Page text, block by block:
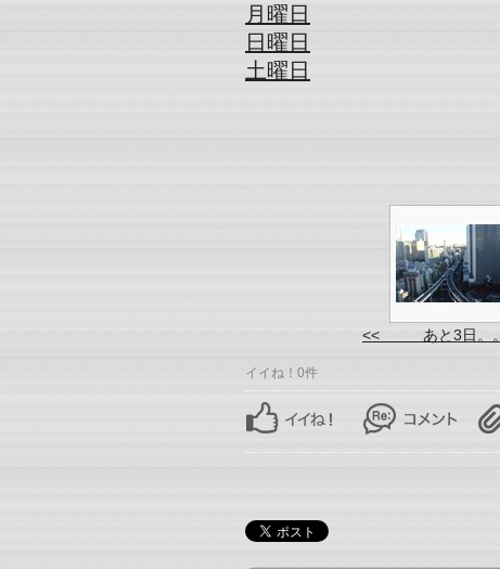
月曜日
日曜日
土曜日
<< あと3日。。
イイね！0件